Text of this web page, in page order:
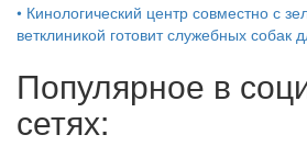
• Кинологический центр совместно с
ветклиникой готовит служебных
Популярное в
сетях: